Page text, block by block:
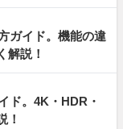
ガイド。機能の違
解説！
ド。4K・HDR・
！